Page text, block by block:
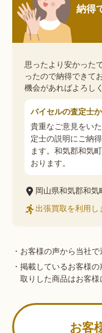
納得
思ったより安かった
ったので納得できて
機会があればよろし
バイセルの査定士
貴重なご意見をい
定士の説明にご納
ます。和気郡和気
おります。
岡山県和気郡和気
出張買取を利用し
・お客様の声から当社
・掲載しているお客様
取りした商品はお客様
お客